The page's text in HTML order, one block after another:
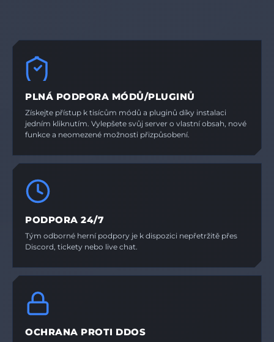
PLNÁ PODPORA MÓDŮ/PLUGINŮ
Získejte přístup k tisícům módů a pluginů díky instalaci
jedním kliknutím. Vylepšete svůj server o vlastní obsah, nové
funkce a neomezené možnosti přizpůsobení.
PODPORA 24/7
Tým odborné herní podpory je k dispozici nepřetržitě přes
Discord, tickety nebo live chat.
OCHRANA PROTI DDOS